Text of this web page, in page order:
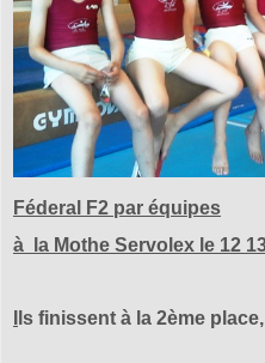
Féderal F2 par équipes
à la Mothe Servolex le 12
ls finissent à la 2ème place,